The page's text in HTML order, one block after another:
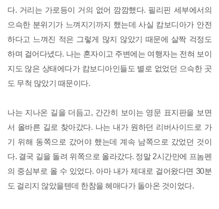
다. 거리는 가로등이 거의 없어 깜깜했다. 필리핀 세부에서의
으슥한 분위기가 느껴지기까지 했는데 사실 캄보디아가 안전
하다고 느껴진 적은 그렇게 많지 않았기 때문에 살짝 걱정도
하며 걸어다녔다. 나는 혼자이고 주변에는 여행자는 전혀 보이
지도 않은 상태에다가 캄보디아인들도 별로 없었던 으슥한 곳
도 무척 많았기 때문이다.
나는 지나온 길을 더듬고, 간간히 보이는 영문 표지판을 보면
서 올바른 길로 찾아갔다. 나는 내가 원하던 리버사이드로 가
기 위해 동쪽으로 갔어야 했는데 계속 남쪽으로 갔었던 것이
다. 결국 길을 돌려 위쪽으로 올라갔다. 정말 2시간만에 프놈펜
의 중심부로 올 수 있었다. 아마 내가 제대로 걸어왔다면 30분
도 걸리지 않았을텐데 한참을 헤매다가 돌아온 것이었다.